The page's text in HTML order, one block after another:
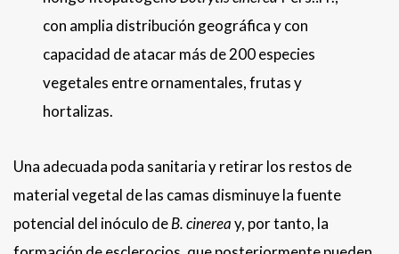
con amplia distribución geográfica y con
capacidad de atacar más de 200 especies
vegetales entre ornamentales, frutas y
hortalizas.
Una adecuada poda sanitaria y retirar los restos de
material vegetal de las camas disminuye la fuente
potencial del inóculo deB. cinereay, por tanto, la